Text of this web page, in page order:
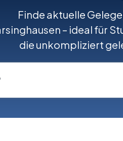
Finde aktuelle
– ideal für
die unkompliziert